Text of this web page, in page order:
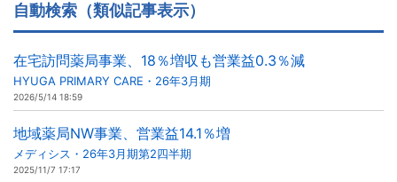
自動検索（類似記事表示）
在宅訪問薬局事業、18％増収も営業益0.3％減
HYUGA PRIMARY CARE・26年3月期
2026/5/14 18:59
地域薬局NW事業、営業益14.1％増
メディシス・26年3月期第2四半期
2025/11/7 17:17